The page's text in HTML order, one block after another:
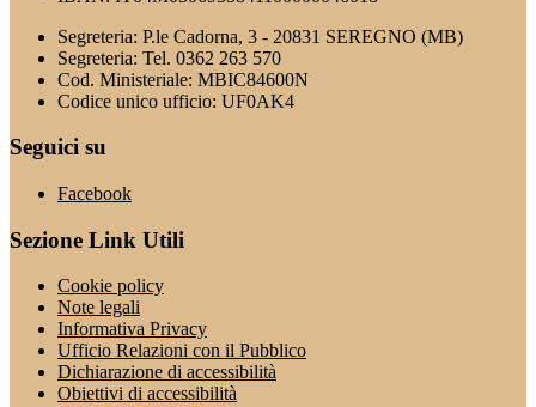
Segreteria: P.le Cadorna, 3 - 20831 SEREGNO (MB)
Segreteria: Tel. 0362 263 570
Cod. Ministeriale: MBIC84600N
Codice unico ufficio: UF0AK4
Seguici su
Facebook
Sezione Link Utili
Cookie policy
Note legali
Informativa Privacy
Ufficio Relazioni con il Pubblico
Dichiarazione di accessibilità
Obiettivi di accessibilità